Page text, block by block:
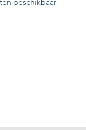
beschikbaar